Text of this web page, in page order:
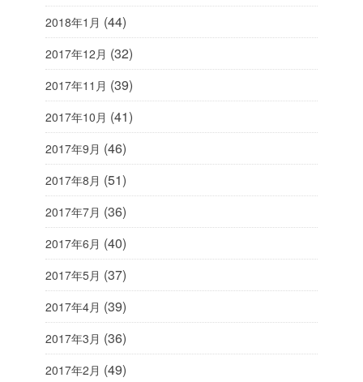
2018年1月 (44)
2017年12月 (32)
2017年11月 (39)
2017年10月 (41)
2017年9月 (46)
2017年8月 (51)
2017年7月 (36)
2017年6月 (40)
2017年5月 (37)
2017年4月 (39)
2017年3月 (36)
2017年2月 (49)